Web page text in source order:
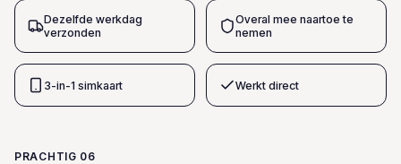
Dezelfde werkdag
verzonden
Overal mee naartoe te
nemen
3-in-1 simkaart Werkt direct
PRACHTIG 06